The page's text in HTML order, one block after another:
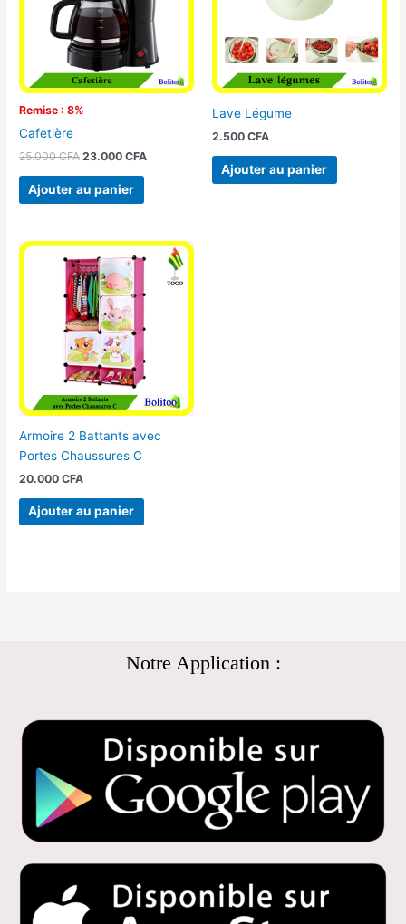
Remise : 8%
Cafetière
25.000CFA 23.000CFA
Ajouter au panier
Lave Légume
2.500 CFA
Ajouter au panier
Armoire 2 Battants avec
Portes Chaussures C
20.000CFA
Ajouter au panier
Notre Application :